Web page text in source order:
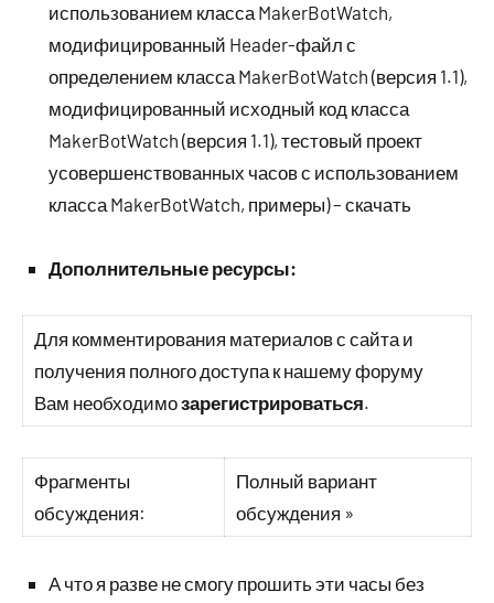
использованием класса MakerBotWatch,
модифицированный Header-файл с
определением класса MakerBotWatch (версия 1.1),
модифицированный исходный код класса
MakerBotWatch (версия 1.1), тестовый проект
усовершенствованных часов с использованием
класса MakerBotWatch, примеры) – скачать
Дополнительные ресурсы:
Для комментирования материалов с сайта и
получения полного доступа к нашему форуму
Вам необходимозарегистрироваться.
Фрагменты
обсуждения:
Полный вариант
обсуждения »
А что я разве не смогу прошить эти часы без